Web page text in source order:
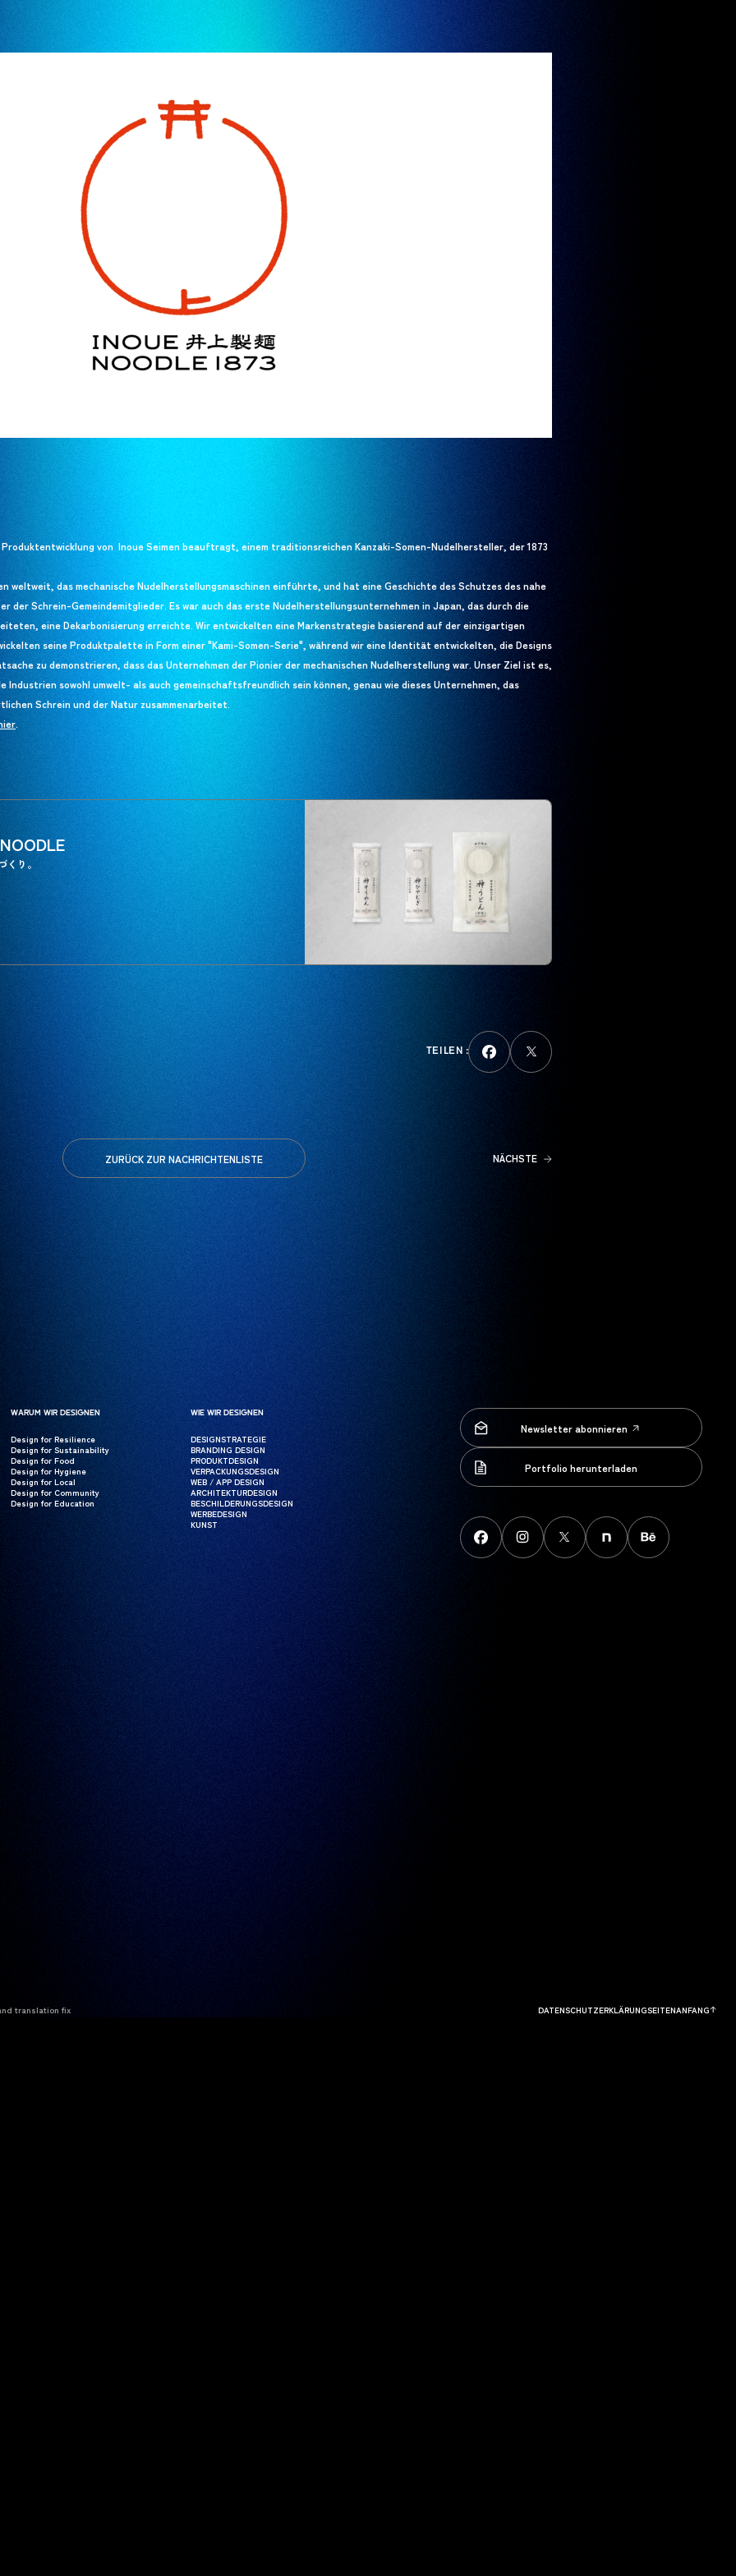
Produktentwicklung von Inoue Seimen beauftragt, einem traditionsreichen Kanzaki-Somen-Nudelhersteller, der 1873
weltweit, das mechanische Nudelherstellungsmaschinen einführte, und hat eine Geschichte des Schutzes des nahe
der Schrein-Gemeindemitglieder. Es war auch das erste Nudelherstellungsunternehmen in Japan, das durch die
eine Dekarbonisierung erreichte. Wir entwickelten eine Markenstrategie basierend auf der einzigartigen
seine Produktpalette in Form einer "Kami-Somen-Serie", während wir eine Identität entwickelten, die Designs
zu demonstrieren, dass das Unternehmen der Pionier der mechanischen Nudelherstellung war. Unser Ziel ist es,
Industrien sowohl umwelt- als auch gemeinschaftsfreundlich sein können, genau wie dieses Unternehmen, das
Schrein und der Natur zusammenarbeitet.
.
り。
TEILEN :
ZURÜCK ZUR NACHRICHTENLISTE NÄCHSTE
WARUM WIR DESIGNEN
WARUM WIR DESIGNEN
Design for Resilience
Design for Resilience
Design for Sustainability
Design for Sustainability
Design for Food
Design for Food
Design for Hygiene
Design for Hygiene
Design for Local
Design for Local
Design for Community
Design for Community
Design for Education
Design for Education
WIE WIR DESIGNEN
WIE WIR DESIGNEN
DESIGNSTRATEGIE
DESIGNSTRATEGIE
BRANDING DESIGN
BRANDING DESIGN
PRODUKTDESIGN
PRODUKTDESIGN
VERPACKUNGSDESIGN
VERPACKUNGSDESIGN
WEB / APP DESIGN
WEB / APP DESIGN
ARCHITEKTURDESIGN
ARCHITEKTURDESIGN
BESCHILDERUNGSDESIGN
BESCHILDERUNGSDESIGN
WERBEDESIGN
WERBEDESIGN
KUNST
KUNST
Newsletter abonnieren
Newsletter abonnieren
Portfolio herunterladen
Portfolio herunterladen
FaceBook instagram X note behance
translation fix DATENSCHUTZERKLÄRUNGSEITENANFANG